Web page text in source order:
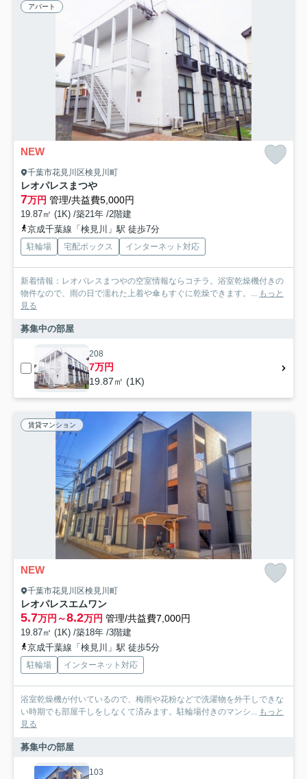
アパート
NEW
千葉市花見川区検見川町
レオパレスまつや
7万円 管理/共益費5,000円
19.87㎡ (1K) /築21年 /2階建
京成千葉線「検見川」駅 徒歩7分
駐輪場 宅配ボックス インターネット対応
新着情報：レオパレスまつやの空室情報ならコチラ。浴室乾燥機付きの
物件なので、雨の日で濡れた上着や傘もすぐに乾燥できます。... もっと
見る
募集中の部屋
208
7万円
19.87㎡ (1K)
賃貸マンション
NEW
千葉市花見川区検見川町
レオパレスエムワン
5.7万円～8.2万円 管理/共益費7,000円
19.87㎡ (1K) /築18年 /3階建
京成千葉線「検見川」駅 徒歩5分
駐輪場 インターネット対応
浴室乾燥機が付いているので、梅雨や花粉などで洗濯物を外干しできな
い時期でも部屋干しをしなくて済みます。駐輪場付きのマンシ... もっと
見る
募集中の部屋
103